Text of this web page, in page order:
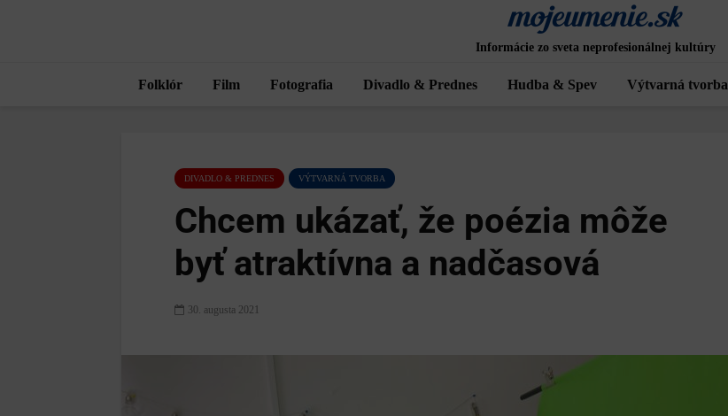
Informácie zo sveta neprofesionálnej kultúry
Folklór Film Fotografia Divadlo & Prednes Hudba & Spev Výtvarná tvorba
DIVADLO & PREDNES VÝTVARNÁ TVORBA
Chcem ukázať, že poézia môže
byť atraktívna a nadčasová
30. augusta 2021